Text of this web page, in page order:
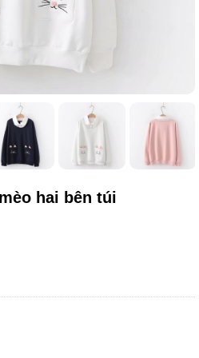
hai bên túi